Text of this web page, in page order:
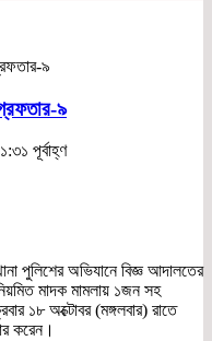
৯
৯
পূর্বাহ্ণ
পুলিশের অভিযানে বিজ্ঞ আদালতের
মাদক মামলায় ১জন সহ
১৮ অক্টোবর (মঙ্গলবার) রাতে
করেন।